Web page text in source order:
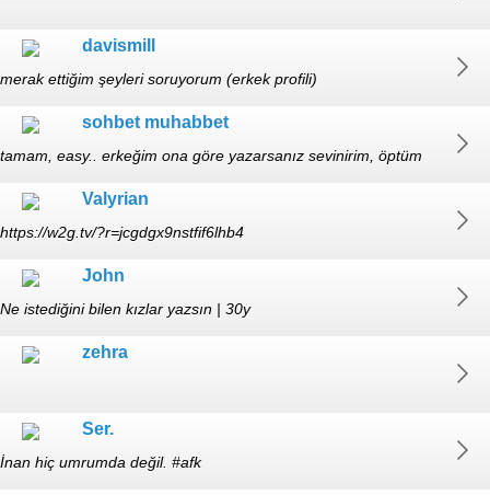
davismill
merak ettiğim şeyleri soruyorum (erkek profili)
sohbet muhabbet
tamam, easy.. erkeğim ona göre yazarsanız sevinirim, öptüm
Valyrian
https://w2g.tv/?r=jcgdgx9nstfif6lhb4
John
Ne istediğini bilen kızlar yazsın | 30y
zehra
Ser.
İnan hiç umrumda değil. #afk